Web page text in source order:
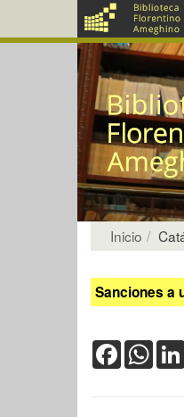
Inicio
Sanciones a
Facebook